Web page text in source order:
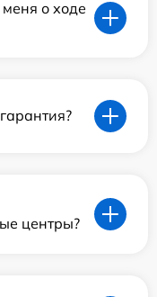
о ходе
центры?